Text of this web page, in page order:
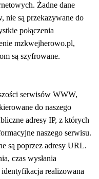
Żadne dane
nie są przekazywane do
połączenia
mzkwejherowo.pl,
są szyfrowane.
serwisów WWW,
do naszego
adresy IP, z których
naszego serwisu.
są poprzez adresy URL.
czas wysłania
realizowana